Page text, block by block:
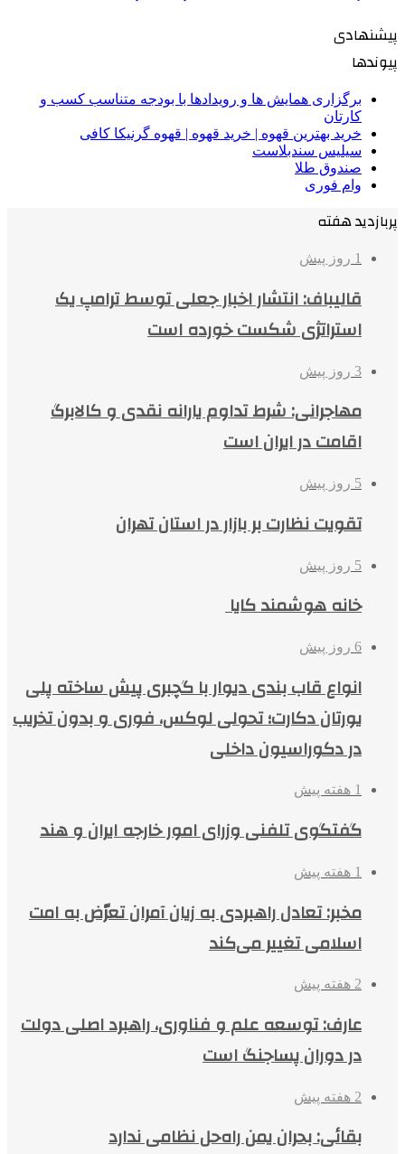
پیشنهادی
پیوندها
برگزاری همایش ها و رویدادها با بودجه متناسب کسب و
کارتان
خرید بهترین قهوه | خرید قهوه | قهوه گرنیکا کافی
سیلیس سندبلاست
صندوق طلا
وام فوری
پربازدید هفته
1 روز پیش
قالیباف: انتشار اخبار جعلی توسط ترامپ یک
استراتژی شکست خورده است
3 روز پیش
مهاجرانی: شرط تداوم یارانه نقدی و کالابرگ
اقامت در ایران است
5 روز پیش
تقویت نظارت بر بازار در استان تهران
5 روز پیش
خانه هوشمند کایا
6 روز پیش
انواع قاب بندی دیوار با گچبری پیش ساخته پلی
یورتان دکارت؛ تحولی لوکس، فوری و بدون تخریب
در دکوراسیون داخلی
1 هفته پیش
گفتگوی تلفنی وزرای امور خارجه ایران و هند
1 هفته پیش
مخبر: تعادل راهبردی به زیان آمران تعرّض به امت
اسلامی تغییر می‌کند
2 هفته پیش
عارف: توسعه علم و فناوری، راهبرد اصلی دولت
در دوران پساجنگ است
2 هفته پیش
بقائی: بحران یمن راه‌حل نظامی ندارد